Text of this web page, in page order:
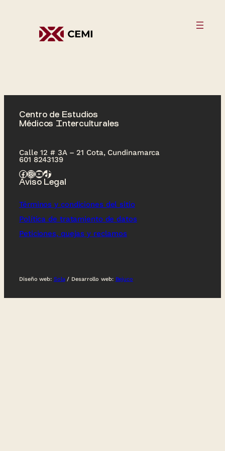
Centro de Estudios
Médicos Interculturales
Calle 12 # 3A – 21 Cota, Cundinamarca
601 8243139
Facebook InstagramYouTube TikTok
Aviso Legal
Términos y condiciones del sitio
Política de tratamiento de datos
Peticiones, quejas y reclamos
Diseño web: Sola/ Desarrollo web: Bejuco